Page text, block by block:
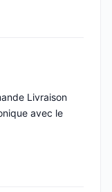
Livraison
avec le